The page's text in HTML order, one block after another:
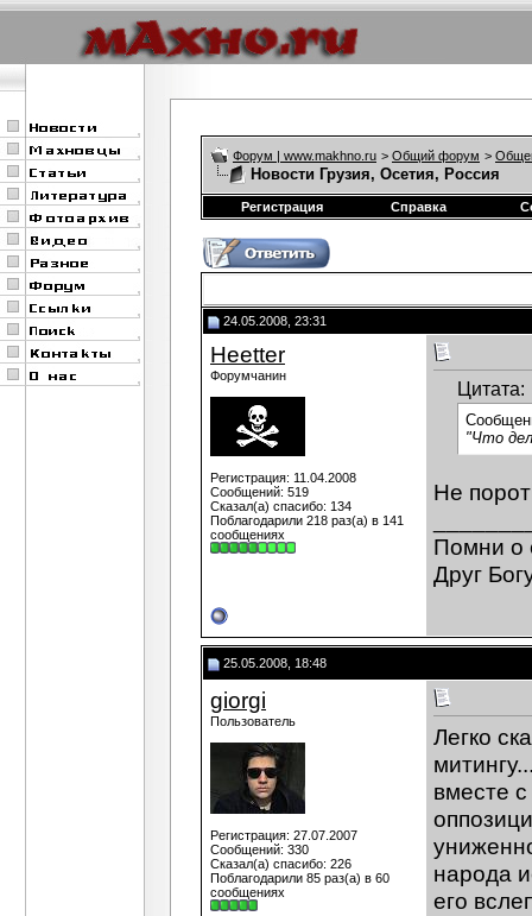
Форум | www.makhno.ru > Общий форум >
Новости Грузия, Осетия, Россия
Регистрация Справка
24.05.2008, 23:31
Heetter
Форумчанин
Регистрация: 11.04.2008
Сообщений: 519
Сказал(а) спасибо: 134
Поблагодарили 218 раз(а) в 141
сообщениях
Цитата:
"Что
Не
Помни о
Друг
25.05.2008, 18:48
giorgi
Пользователь
Регистрация: 27.07.2007
Сообщений: 330
Сказал(а) спасибо: 226
Поблагодарили 85 раз(а) в 60
сообщениях
Легко
вместе
народа
его